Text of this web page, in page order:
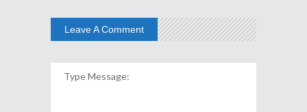
Leave A Comment